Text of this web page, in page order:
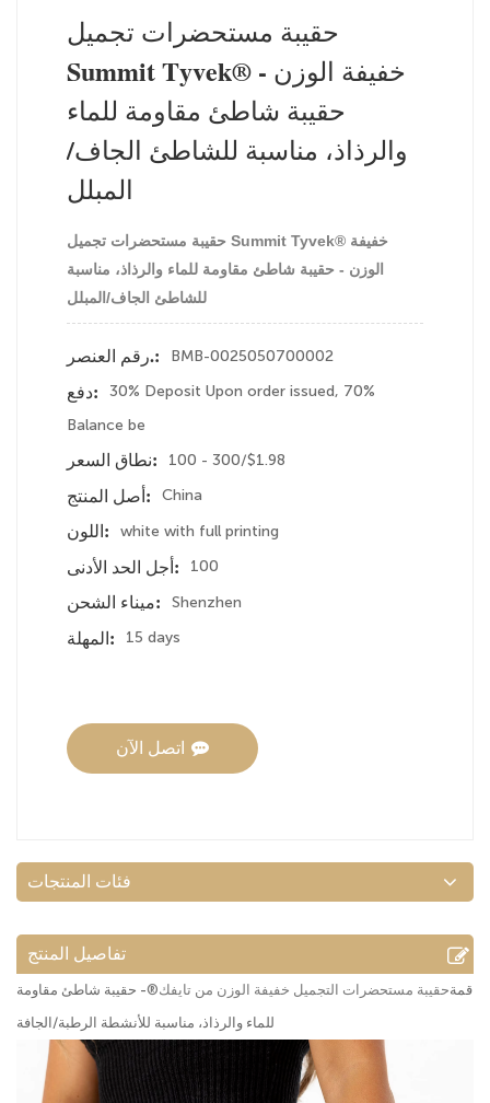
حقيبة مستحضرات تجميل
Summit Tyvek® خفيفة الوزن -
حقيبة شاطئ مقاومة للماء
والرذاذ، مناسبة للشاطئ الجاف/
المبلل
حقيبة مستحضرات تجميل Summit Tyvek® خفيفة
الوزن - حقيبة شاطئ مقاومة للماء والرذاذ، مناسبة
للشاطئ الجاف/المبلل
رقم العنصر.:
BMB-0025050700002
دفع:
30% Deposit Upon order issued, 70%
Balance be
نطاق السعر:
100 - 300/$1.98
أصل المنتج:
China
اللون:
white with full printing
أجل الحد الأدنى:
100
ميناء الشحن:
Shenzhen
المهلة:
15 days
اتصل الآن
فئات المنتجات
تفاصيل المنتج
قمةحقيبة مستحضرات التجميل خفيفة الوزن من تايفك®- حقيبة شاطئ مقاومة
للماء والرذاذ، مناسبة للأنشطة الرطبة/الجافة